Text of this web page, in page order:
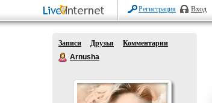
Регистрация Вход
Записи Друзья
Комментарии
Arnusha